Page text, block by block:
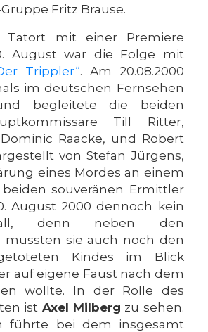
Fritz Brause.
Tatort mit einer Premiere
August war die Folge mit
Trippler“. Am 20.08.2000
im deutschen Fernsehen
begleitete die beiden
Till Ritter,
Raacke, und Robert
von Stefan Jürgens,
eines Mordes an einem
souveränen Ermittler
August 2000 dennoch kein
denn neben den
sie auch noch den
Kindes im Blick
auf eigene Faust nach dem
wollte. In der Rolle des
ist Axel Milberg zu sehen.
führte bei dem insgesamt